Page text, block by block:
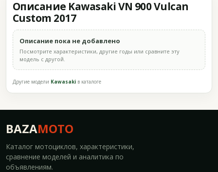
Описание Kawasaki VN 900 Vulcan
Custom 2017
Описание пока не добавлено
Посмотрите характеристики, другие годы или сравните эту
модель с другой.
Другие модели Kawasaki в каталоге
BAZAMOTO
Каталог мотоциклов, характеристики,
сравнение моделей и аналитика по
объявлениям.